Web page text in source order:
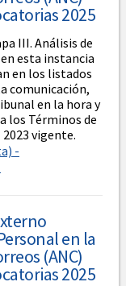
2025
III. Análisis de
esta instancia
en los listados
comunicación,
en la hora y
los Términos de
vigente.
-
en la
(ANC)
2025